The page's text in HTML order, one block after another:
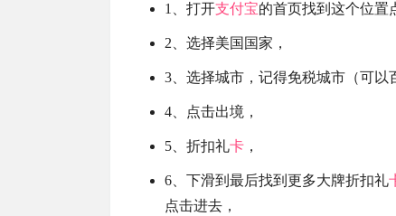
1、打开支付宝的首页找到这个位置
2、选择美国国家，
3、选择城市，记得免税城市（可以
4、点击出境，
5、折扣礼卡 ，
6、下滑到最后找到更多大牌折扣礼
点击进去，